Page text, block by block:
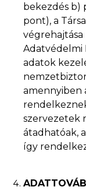
bekezdés b)
pont), a
végrehajtása
Adatvédelmi
adatok
amennyiben
szervezetek
átadhatóak,
így